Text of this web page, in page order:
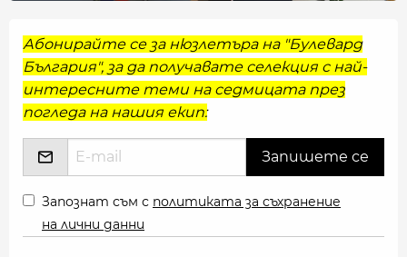
Абонирайте се за нюзлетъра на "Булевард
България", за да получавате селекция с най-
интересните теми на седмицата през
погледа на нашия екип:
Запознат съм с политиката за съхранение
на лични данни